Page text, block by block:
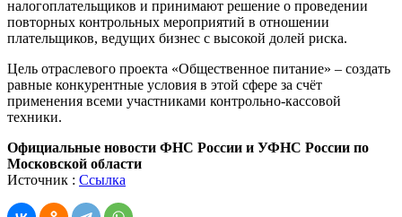
налогоплательщиков и принимают решение о проведении
повторных контрольных мероприятий в отношении
плательщиков, ведущих бизнес с высокой долей риска.
Цель отраслевого проекта «Общественное питание» – создать
равные конкурентные условия в этой сфере за счёт
применения всеми участниками контрольно-кассовой
техники.
Официальные новости ФНС России и УФНС России по
Московской области
Источник : Ссылка